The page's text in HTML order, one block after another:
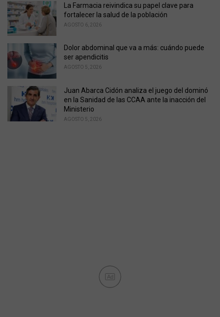
La Farmacia reivindica su papel clave para
fortalecer la salud de la población
AGOSTO 6, 2026
Dolor abdominal que va a más: cuándo puede
ser apendicitis
AGOSTO 5, 2026
Juan Abarca Cidón analiza el juego del dominó
en la Sanidad de las CCAA ante la inacción del
Ministerio
AGOSTO 5, 2026
Ad